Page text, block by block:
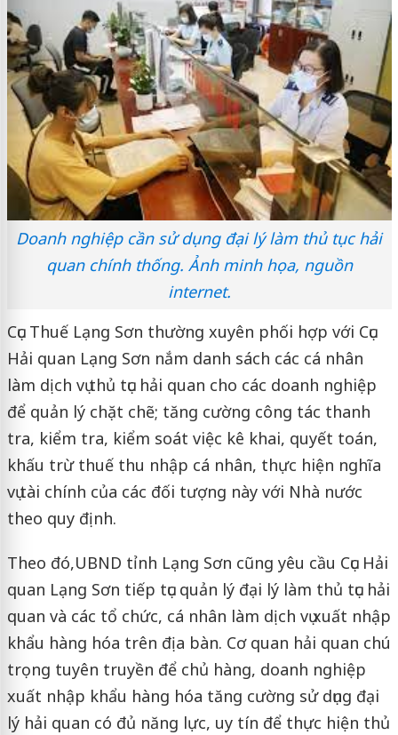
Doanh nghiệp cần sử dụng đại lý làm thủ tục hải
quan chính thống. Ảnh minh họa, nguồn
internet.
Cục Thuế Lạng Sơn thường xuyên phối hợp với Cục
Hải quan Lạng Sơn nắm danh sách các cá nhân
làm dịch vụ thủ tục hải quan cho các doanh nghiệp
để quản lý chặt chẽ; tăng cường công tác thanh
tra, kiểm tra, kiểm soát việc kê khai, quyết toán,
khấu trừ thuế thu nhập cá nhân, thực hiện nghĩa
vụ tài chính của các đối tượng này với Nhà nước
theo quy định.
Theo đó,UBND tỉnh Lạng Sơn cũng yêu cầu Cục Hải
quan Lạng Sơn tiếp tục quản lý đại lý làm thủ tục hải
quan và các tổ chức, cá nhân làm dịch vụ xuất nhập
khẩu hàng hóa trên địa bàn. Cơ quan hải quan chú
trọng tuyên truyền để chủ hàng, doanh nghiệp
xuất nhập khẩu hàng hóa tăng cường sử dụng đại
lý hải quan có đủ năng lực, uy tín để thực hiện thủ